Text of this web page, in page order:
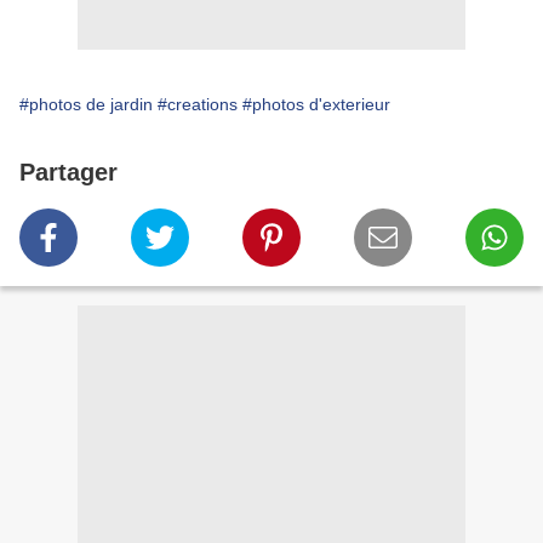
#photos de jardin #creations #photos d'exterieur
Partager